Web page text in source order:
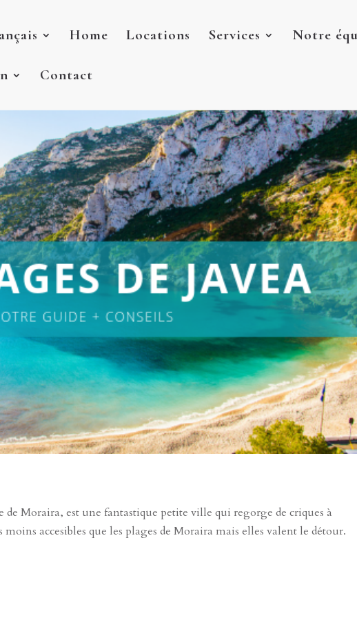
Home Locations Services Notre
Contact
de Moraira, est une fantastique petite ville qui regorge de criques à
accesibles que les plages de Moraira mais elles valent le détour.